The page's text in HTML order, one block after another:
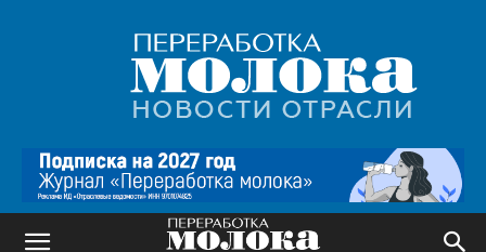
Переработка
молока
|
Новости